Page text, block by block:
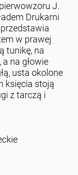
J.
Drukarni
w prawej
tunikę, na
na głowie
usta okolone
księcia stoją
z tarczą i